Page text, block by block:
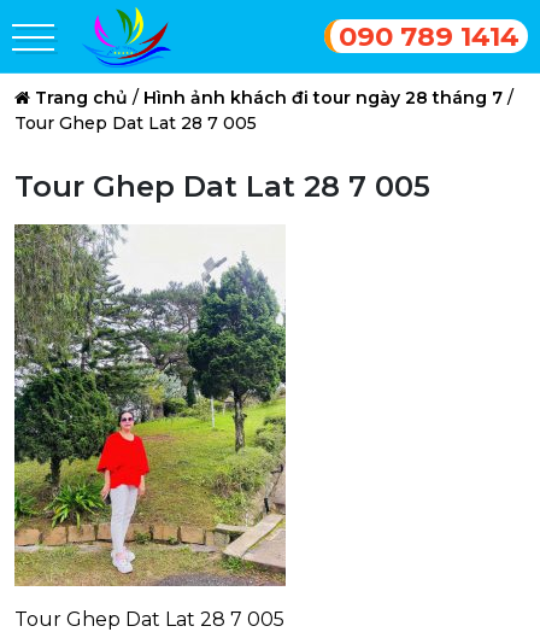
090 789 1414
Trang chủ / Hình ảnh khách đi tour ngày 28 tháng 7 /
Tour Ghep Dat Lat 28 7 005
Tour Ghep Dat Lat 28 7 005
Tour Ghep Dat Lat 28 7 005